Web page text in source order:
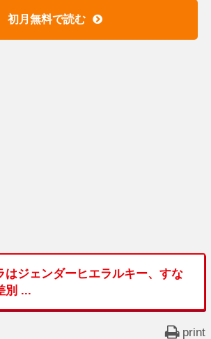
初月無料で読む
はジェンダーヒエラルキー、すな
別 ...
print